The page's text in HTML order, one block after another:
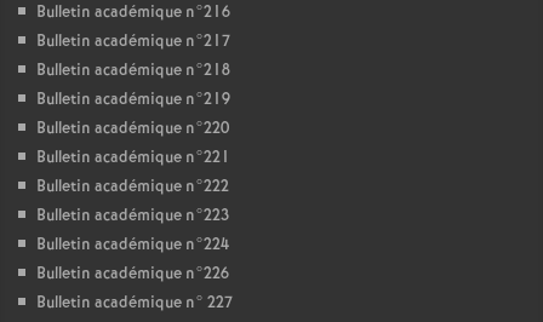
Bulletin académique n°216
Bulletin académique n°217
Bulletin académique n°218
Bulletin académique n°219
Bulletin académique n°220
Bulletin académique n°221
Bulletin académique n°222
Bulletin académique n°223
Bulletin académique n°224
Bulletin académique n°226
Bulletin académique n° 227